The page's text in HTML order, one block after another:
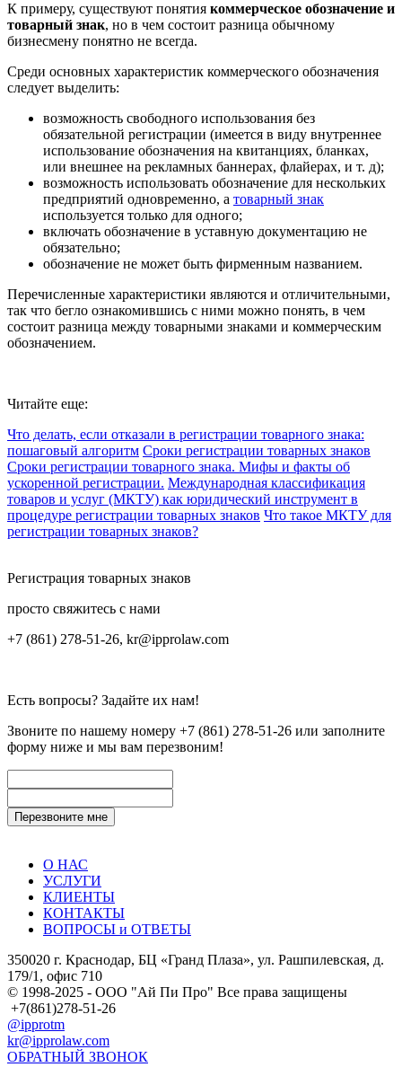
К примеру, существуют понятия коммерческое обозначение и
товарный знак, но в чем состоит разница обычному
бизнесмену понятно не всегда.
Среди основных характеристик коммерческого обозначения
следует выделить:
возможность свободного использования без
обязательной регистрации (имеется в виду внутреннее
использование обозначения на квитанциях, бланках,
или внешнее на рекламных баннерах, флайерах, и т. д);
возможность использовать обозначение для нескольких
предприятий одновременно, а товарный знак
используется только для одного;
включать обозначение в уставную документацию не
обязательно;
обозначение не может быть фирменным названием.
Перечисленные характеристики являются и отличительными,
так что бегло ознакомившись с ними можно понять, в чем
состоит разница между товарными знаками и коммерческим
обозначением.
Читайте еще:
Что делать, если отказали в регистрации товарного знака:
пошаговый алгоритм Сроки регистрации товарных знаков
Сроки регистрации товарного знака. Мифы и факты об
ускоренной регистрации. Международная классификация
товаров и услуг (МКТУ) как юридический инструмент в
процедуре регистрации товарных знаков Что такое МКТУ для
регистрации товарных знаков?
Регистрация товарных знаков
просто свяжитесь с нами
+7 (861) 278-51-26, kr@ipprolaw.com
Есть вопросы? Задайте их нам!
Звоните по нашему номеру +7 (861) 278-51-26 или заполните
форму ниже и мы вам перезвоним!
О НАС
УСЛУГИ
КЛИЕНТЫ
КОНТАКТЫ
ВОПРОСЫ и ОТВЕТЫ
350020 г. Краснодар, БЦ «Гранд Плаза», ул. Рашпилевская, д.
179/1, офис 710
© 1998-2025 - ООО "Ай Пи Про" Все права защищены
+7(861)278-51-26
@ipprotm
kr@ipprolaw.com
ОБРАТНЫЙ ЗВОНОК